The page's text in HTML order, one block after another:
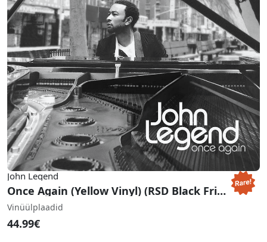
John Legend
Once Again (Yellow Vinyl) (RSD Black Friday 2021)
Vinüülplaadid
44.99€